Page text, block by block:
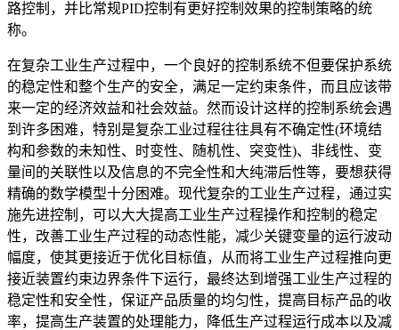
路控制，并比常规PID控制有更好控制效果的控制策略的统
称。
在复杂工业生产过程中，一个良好的控制系统不但要保护系统
的稳定性和整个生产的安全，满足一定约束条件，而且应该带
来一定的经济效益和社会效益。然而设计这样的控制系统会遇
到许多困难，特别是复杂工业过程往往具有不确定性(环境结
构和参数的未知性、时变性、随机性、突变性)、非线性、变
量间的关联性以及信息的不完全性和大纯滞后性等，要想获得
精确的数学模型十分困难。现代复杂的工业生产过程，通过实
施先进控制，可以大大提高工业生产过程操作和控制的稳定
性，改善工业生产过程的动态性能，减少关键变量的运行波动
幅度，使其更接近于优化目标值，从而将工业生产过程推向更
接近装置约束边界条件下运行，最终达到增强工业生产过程的
稳定性和安全性，保证产品质量的均匀性，提高目标产品的收
率，提高生产装置的处理能力，降低生产过程运行成本以及减